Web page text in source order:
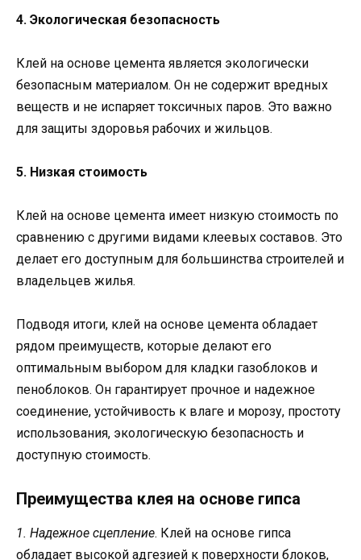
4. Экологическая безопасность
Клей на основе цемента является экологически
безопасным материалом. Он не содержит вредных
веществ и не испаряет токсичных паров. Это важно
для защиты здоровья рабочих и жильцов.
5. Низкая стоимость
Клей на основе цемента имеет низкую стоимость по
сравнению с другими видами клеевых составов. Это
делает его доступным для большинства строителей и
владельцев жилья.
Подводя итоги, клей на основе цемента обладает
рядом преимуществ, которые делают его
оптимальным выбором для кладки газоблоков и
пеноблоков. Он гарантирует прочное и надежное
соединение, устойчивость к влаге и морозу, простоту
использования, экологическую безопасность и
доступную стоимость.
Преимущества клея на основе гипса
1. Надежное сцепление. Клей на основе гипса
обладает высокой адгезией к поверхности блоков,